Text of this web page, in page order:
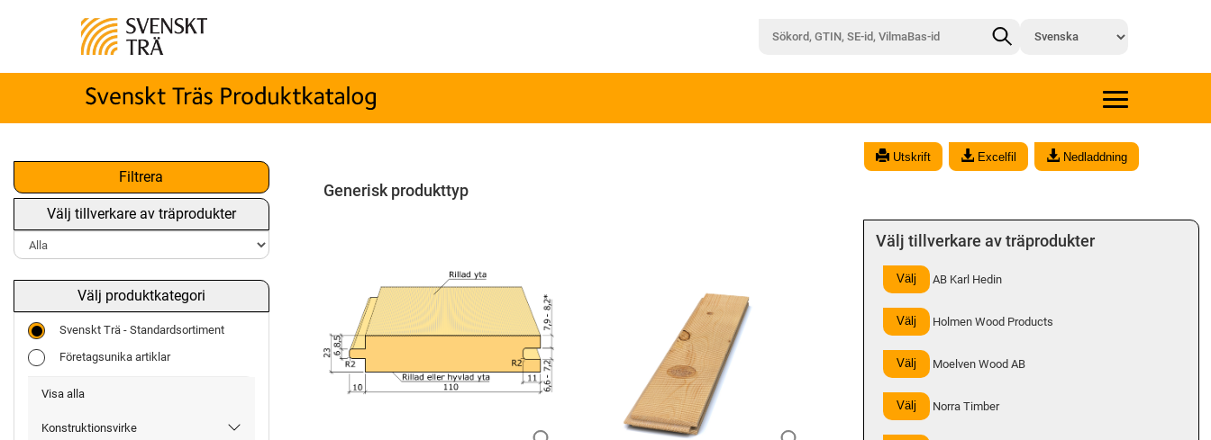
Filtrera
Välj tillverkare av träprodukter
Välj produktkategori
Svenskt Trä - Standardsortiment
Företagsunika artiklar
Visa alla
Konstruktionsvirke
Utskrift Excelfil Nedladdning
Generisk produkttyp
Välj tillverkare av träprodukter
Välj AB Karl Hedin
Välj Holmen Wood Products
Välj Moelven Wood AB
Välj Norra Timber